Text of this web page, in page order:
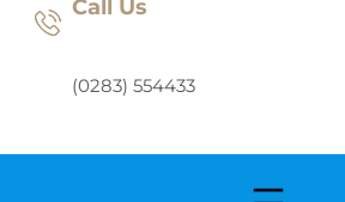
Call Us
(0283) 554433